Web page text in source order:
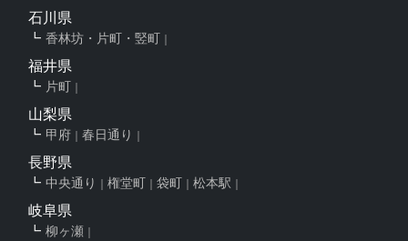
石川県
香林坊・片町・竪町
福井県
片町
山梨県
甲府 春日通り
長野県
中央通り 権堂町 袋町 松本駅
岐阜県
柳ヶ瀬